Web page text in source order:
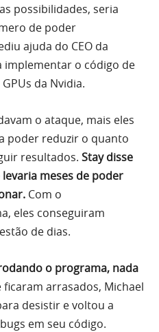
possibilidades, seria
de poder
ajuda do CEO da
implementar o código de
da Nvidia.
o ataque, mais eles
poder reduzir o quanto
resultados. Stay disse
meses de poder
Com o
eles conseguiram
de dias.
o programa, nada
ficaram arrasados, Michael
desistir e voltou a
em seu código.